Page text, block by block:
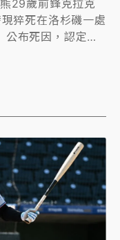
29歲前鋒克拉克
猝死在洛杉磯一處
布死因，認定為